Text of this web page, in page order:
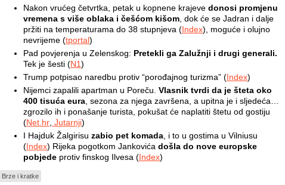
Nakon vrućeg četvrtka, petak u kopnene krajeve donosi promjenu
vremena s više oblaka i češćom kišom , dok će se Jadran i dalje
pržiti na temperaturama do 38 stupnjeva (Index), moguće i olujno
nevrijeme (tportal)
Pad povjerenja u Zelenskog: Pretekli ga Zalužnji i drugi generali.
Tek je šesti (N1)
Trump potpisao naredbu protiv “porođajnog turizma” (Index)
Nijemci zapalili apartman u Poreču. Vlasnik tvrdi da je šteta oko
400 tisuća eura , sezona za njega završena, a upitna je i sljedeća…
zgrozilo ih i ponašanje turista, pokušat će naplatiti štetu od gostiju
(Net.hr Jutarnji)
I Hajduk Žalgirisu zabio pet komada , i to u gostima u Vilniusu
(Index) Rijeka pogotkom Jankovića došla do nove europske
pobjede protiv finskog Ilvesa (Index)
Brze i kratke